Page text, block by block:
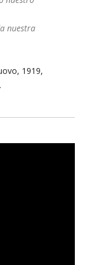
nuestra
1919,